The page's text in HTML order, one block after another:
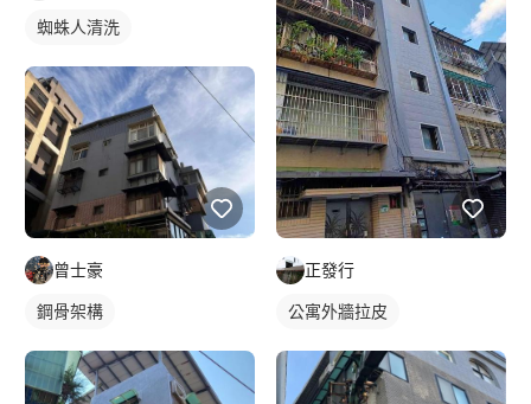
蜘蛛人清洗
曾士豪
鋼骨架構
正發行
公寓外牆拉皮